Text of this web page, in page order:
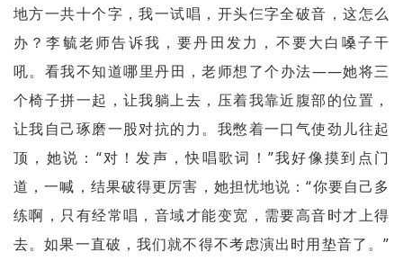
地方一共十个字，我一试唱，开头仨字全破音，这怎么
办？李毓老师告诉我，要丹田发力，不要大白嗓子干
吼。看我不知道哪里丹田，老师想了个办法——她将三
个椅子拼一起，让我躺上去，压着我靠近腹部的位置，
让我自己琢磨一股对抗的力。我憋着一口气使劲儿往起
顶，她说：“对！发声，快唱歌词！”我好像摸到点门
道，一喊，结果破得更厉害，她担忧地说：“你要自己多
练啊，只有经常唱，音域才能变宽，需要高音时才上得
去。如果一直破，我们就不得不考虑演出时用垫音了。”